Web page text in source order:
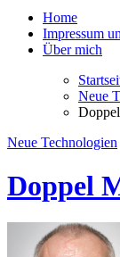
Home
Impressum
Über mich
Neue
Neue Technologien
Doppel